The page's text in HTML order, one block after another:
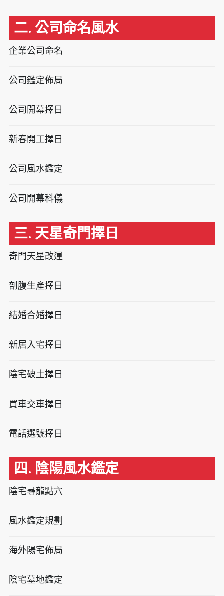
二. 公司命名風水
企業公司命名
公司鑑定佈局
公司開幕擇日
新春開工擇日
公司風水鑑定
公司開幕科儀
三. 天星奇門擇日
奇門天星改運
剖腹生產擇日
結婚合婚擇日
新居入宅擇日
陰宅破土擇日
買車交車擇日
電話選號擇日
四. 陰陽風水鑑定
陰宅尋龍點穴
風水鑑定規劃
海外陽宅佈局
陰宅墓地鑑定